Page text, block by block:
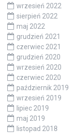
wrzesień 2022
sierpień 2022
maj 2022
grudzień 2021
czerwiec 2021
grudzień 2020
wrzesień 2020
czerwiec 2020
październik 2019
wrzesień 2019
lipiec 2019
maj 2019
listopad 2018